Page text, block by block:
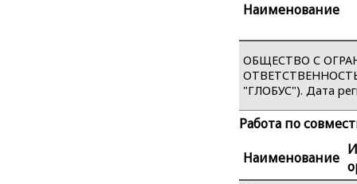
Наименование
ОБЩЕСТВО С
"ГЛОБУС"). Дата
Работа по
Наименование